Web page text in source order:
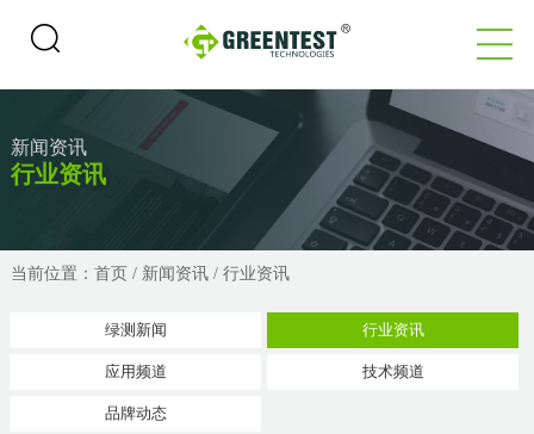
新闻资讯
行业资讯
当前位置： 首页 / 新闻资讯/ 行业资讯
绿测新闻 行业资讯
应用频道 技术频道
品牌动态